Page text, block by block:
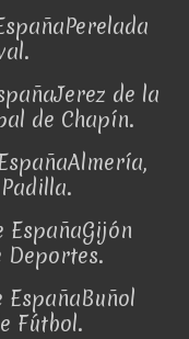
de la
de Chapín.
EspañaGijón
Deportes.
Fútbol.